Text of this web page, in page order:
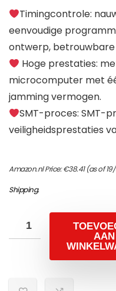
Timingcontrole:
eenvoudige
ontwerp,
Hoge prestaties:
microcomputer met
jamming vermogen.
SMT-proces: SMT-
veiligheidsprestaties
Amazon.nl Price:€38.41(as of
Shipping.
AAN